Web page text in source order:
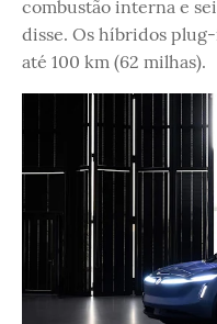
combustão interna e
disse. Os híbridos
até 100 km (62 milhas).